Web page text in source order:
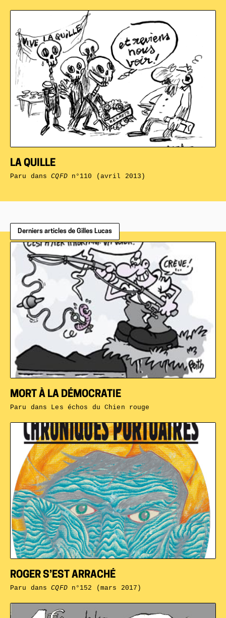
LA QUILLE
Paru dansCQFDn°110 (avril 2013)
Derniers articles de Gilles Lucas
ROGER S’EST ARRACHÉ
Paru dansCQFDn°152 (mars 2017)
MORT À LA DÉMOCRATIE
Paru dans Les échos du Chien rouge